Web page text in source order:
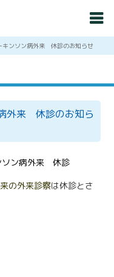
ンソン病外来 休診のお知らせ
外来 休診のお知ら
ソン病外来休診
の外来診察は休診とさ